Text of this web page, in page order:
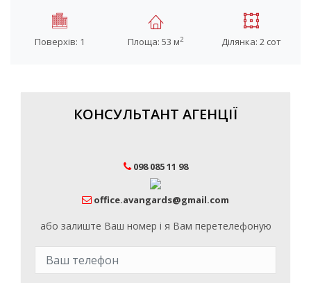
Поверхів: 1 Площа: 53 м2 Ділянка: 2 сот
КОНСУЛЬТАНТ АГЕНЦІЇ
098 085 11 98
office.avangards@gmail.com
або залиште Ваш номер і я Вам перетелефоную